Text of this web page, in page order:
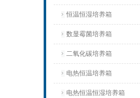
恒温恒湿培养箱
数显霉菌培养箱
二氧化碳培养箱
电热恒温培养箱
电热恒温恒湿培养箱